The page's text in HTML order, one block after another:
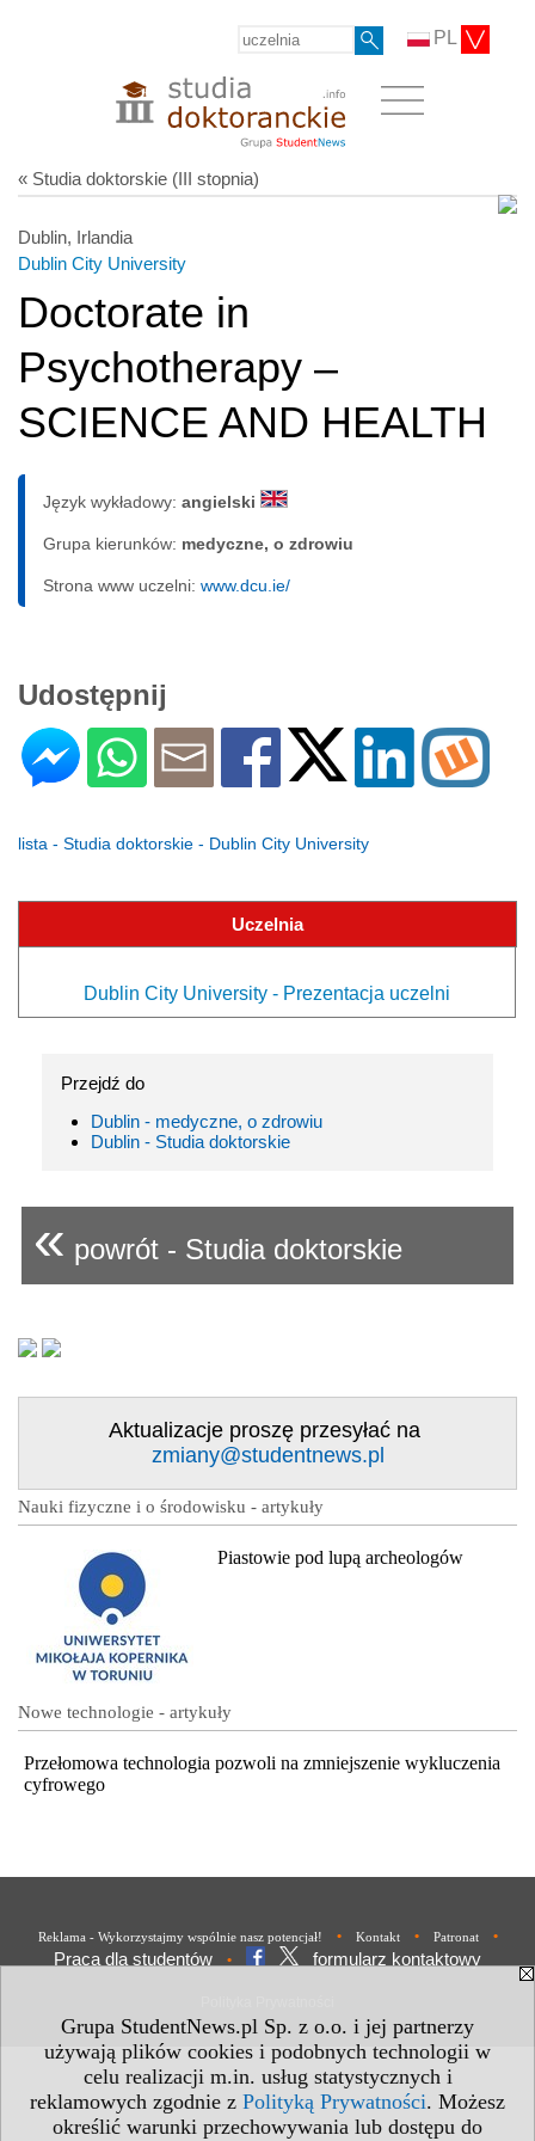
Grupa StudentNews.pl Sp. z o.o. i jej partnerzy
używają plików cookies i podobnych technologii w
celu realizacji m.in. usług statystycznych i
reklamowych zgodnie z Polityką Prywatności. Możesz
określić warunki przechowywania lub dostępu do
PL
« Studia doktorskie (III stopnia)
Dublin, Irlandia
Dublin City University
Doctorate in
Psychotherapy –
SCIENCE AND HEALTH
Język wykładowy: angielski
Grupa kierunków: medyczne, o zdrowiu
Strona www uczelni: www.dcu.ie/
Udostępnij
lista - Studia doktorskie - Dublin City University
Uczelnia
Dublin City University - Prezentacja uczelni
Przejdź do
Dublin - medyczne, o zdrowiu
Dublin - Studia doktorskie
« powrót - Studia doktorskie
Aktualizacje proszę przesyłać na
zmiany@studentnews.pl
Nauki fizyczne i o środowisku - artykuły
Piastowie pod lupą archeologów
Nowe technologie - artykuły
Przełomowa technologia pozwoli na zmniejszenie wykluczenia
cyfrowego
Reklama - Wykorzystajmy wspólnie nasz potencjał! • Kontakt • Patronat •
Praca dla studentów • formularz kontaktowy